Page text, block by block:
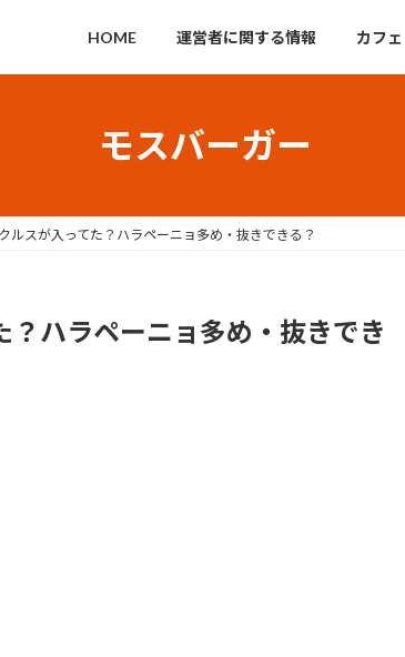
HOME 運営者に関する情報 カフェ
モスバーガー
ルスが入ってた？ハラペーニョ多め・抜きできる？
ハラペーニョ多め・抜きでき